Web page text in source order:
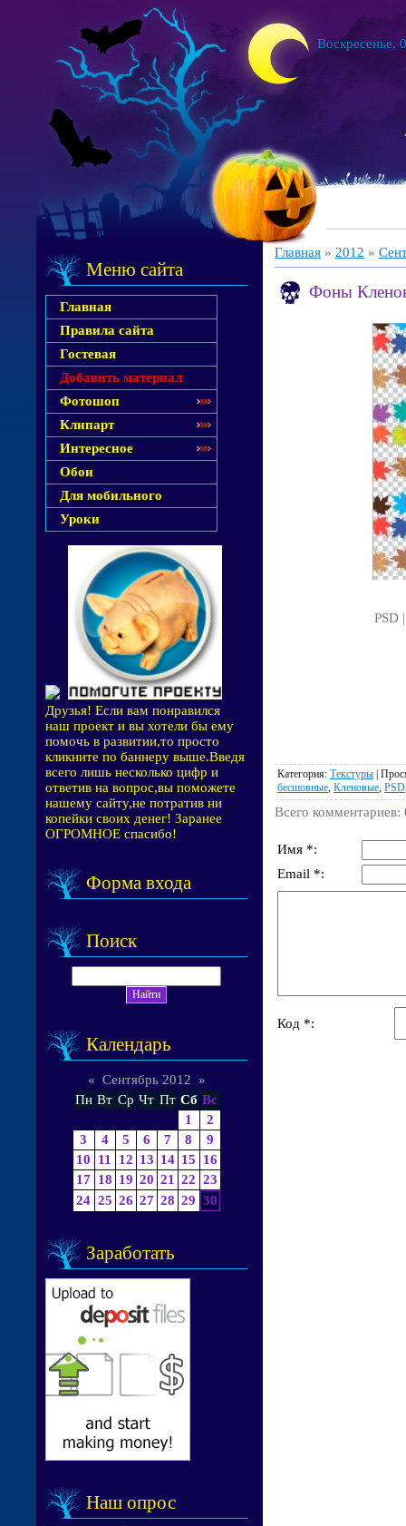
Воскресенье,
Меню сайта
Главная
Правила сайта
Гостевая
Добавить материал
Фотошоп
Клипарт
Интересное
Обои
Для мобильного
Уроки
Друзья! Если вам понравился
наш проект и вы хотели бы ему
помочь в развитии,то просто
кликните по баннеру выше.Введя
всего лишь несколько цифр и
ответив на вопрос,вы поможете
нашему сайту,не потратив ни
копейки своих денег! Заранее
ОГРОМНОЕ спасибо!
Форма входа
Поиск
Календарь
« Сентябрь 2012
»
Пн Вт Ср Чт Пт Сб Вс
1
2
3
4 5 6 7 8
9
10
11 12 13 14 15
16
17 18 19 20 21 22 23
24 25 26 27 28 29 30
Заработать
Наш опрос
Главная » 2012 »
Фоны
PSD
Категория: Текстуры |
бесшовные Кленовые PSD
Всего комментариев:
Имя *:
Email *:
Код *: